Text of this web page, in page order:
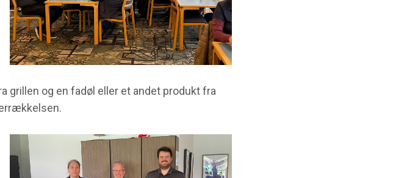
grillen og en fadøl eller et andet produkt fra